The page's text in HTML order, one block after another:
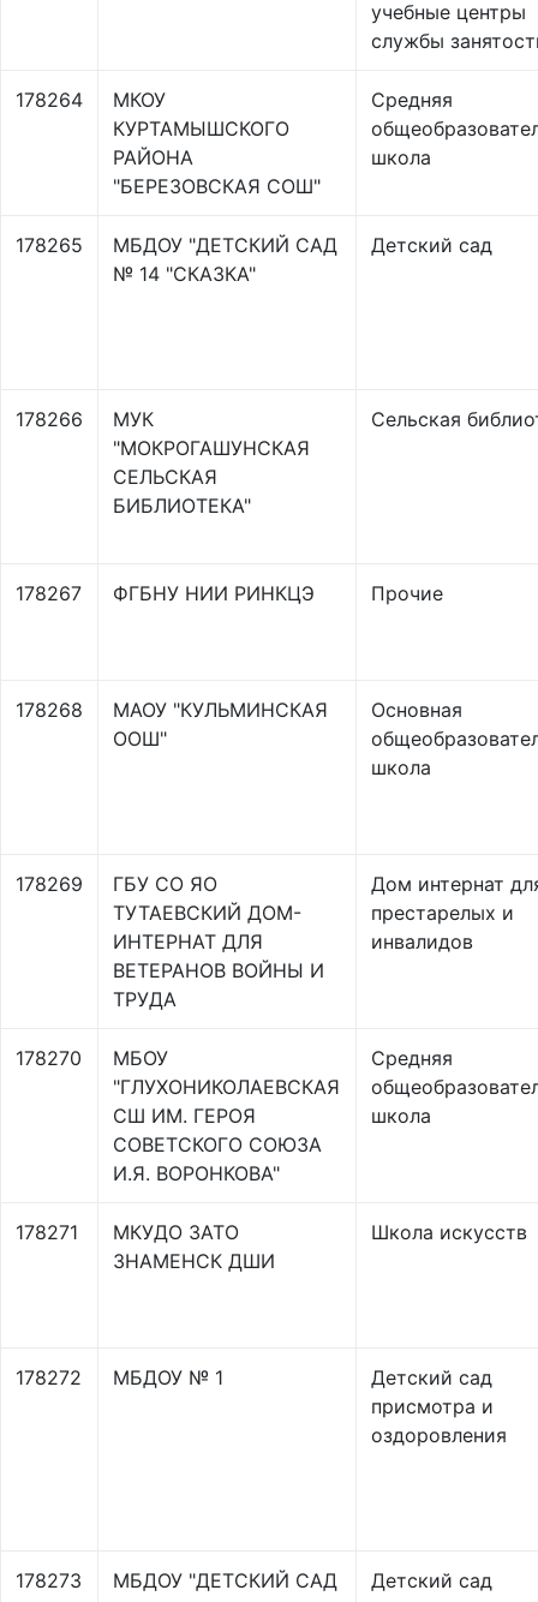
учебные центры
службы
178264
МКОУ
КУРТАМЫШСКОГО
РАЙОНА
"БЕРЕЗОВСКАЯ СОШ"
Средняя
школа
178265
МБДОУ "ДЕТСКИЙ САД
№ 14 "СКАЗКА"
Детский сад
178266
МУК
"МОКРОГАШУНСКАЯ
СЕЛЬСКАЯ
БИБЛИОТЕКА"
Сельская
178267 ФГБНУ НИИ РИНКЦЭ Прочие
178268
МАОУ "КУЛЬМИНСКАЯ
ООШ"
Основная
школа
178269
ГБУ СО ЯО
ТУТАЕВСКИЙ ДОМ-
ИНТЕРНАТ ДЛЯ
ВЕТЕРАНОВ ВОЙНЫ И
ТРУДА
Дом интернат
престарелых и
инвалидов
178270
МБОУ
"ГЛУХОНИКОЛАЕВСКАЯ
СШ ИМ. ГЕРОЯ
СОВЕТСКОГО СОЮЗА
И.Я. ВОРОНКОВА"
Средняя
школа
178271
МКУДО ЗАТО
ЗНАМЕНСК ДШИ
Школа искусств
178272 МБДОУ № 1
Детский сад
присмотра и
оздоровления
178273
МБДОУ "ДЕТСКИЙ САД
Детский сад